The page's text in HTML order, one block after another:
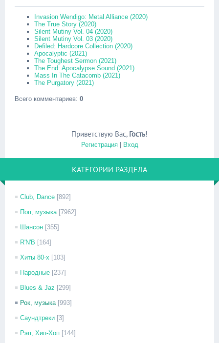
Invasion Wendigo: Metal Alliance (2020)
The True Story (2020)
Silent Mutiny Vol. 04 (2020)
Silent Mutiny Vol. 03 (2020)
Defiled: Hardcore Collection (2020)
Apocalyptic (2021)
The Toughest Sermon (2021)
The End: Apocalypse Sound (2021)
Mass In The Catacomb (2021)
The Purgatory (2021)
Всего комментариев: 0
Приветствую Вас, Гость!
Регистрация| Вход
КАТЕГОРИИ РАЗДЕЛА
Club, Dance [892]
Поп, музыка [7962]
Шансон [355]
R'N'B [164]
Хиты 80-х [103]
Народные [237]
Blues & Jaz [299]
Рок, музыка [993]
Саундтреки [3]
Рэп, Хип-Хоп [144]